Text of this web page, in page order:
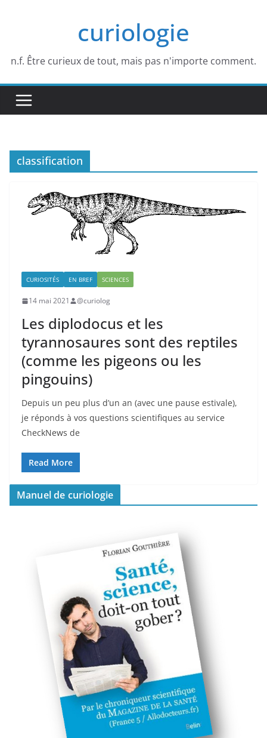
curiologie
n.f. Être curieux de tout, mais pas n'importe comment.
classification
CURIOSITÉS EN BREF SCIENCES
14 mai 2021 @curiolog
Les diplodocus et les
tyrannosaures sont des reptiles
(comme les pigeons ou les
pingouins)
Depuis un peu plus d’un an (avec une pause estivale),
je réponds à vos questions scientifiques au service
CheckNews de
Read More
Manuel de curiologie